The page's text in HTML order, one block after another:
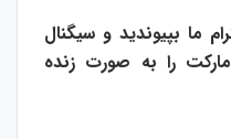
ما بپیوندید و سیگنال
را به صورت زنده